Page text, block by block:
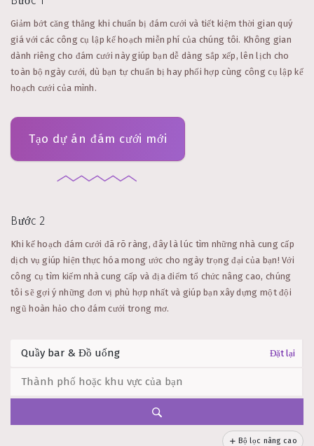
Giảm bớt căng thẳng khi chuẩn bị đám cưới và tiết kiệm thời gian quý
giá với các công cụ lập kế hoạch miễn phí của chúng tôi. Không gian
dành riêng cho đám cưới này giúp bạn dễ dàng sắp xếp, lên lịch cho
toàn bộ ngày cưới, dù bạn tự chuẩn bị hay phối hợp cùng công cụ lập kế
hoạch cưới của mình.
Tạo dự án đám cưới mới
Bước 2
Khi kế hoạch đám cưới đã rõ ràng, đây là lúc tìm những nhà cung cấp
dịch vụ giúp hiện thực hóa mong ước cho ngày trọng đại của bạn! Với
công cụ tìm kiếm nhà cung cấp và địa điểm tổ chức nâng cao, chúng
tôi sẽ gợi ý những đơn vị phù hợp nhất và giúp bạn xây dựng một đội
ngũ hoàn hảo cho đám cưới trong mơ.
Đặt lại
Bộ lọc nâng cao